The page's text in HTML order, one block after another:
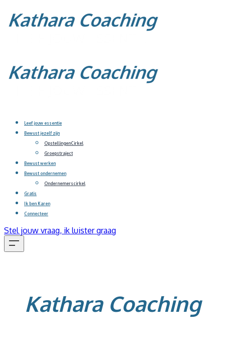
Leef jouw essentie
Bewust jezelf zijn
OpstellingenCirkel
Groepstraject
Bewust werken
Bewust ondernemen
Ondernemerscirkel
Gratis
Ik ben Karen
Connecteer
Stel jouw vraag, ik luister graag
​Kathara Coaching